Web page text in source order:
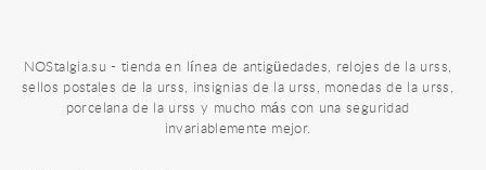
NOStalgia.su - tienda en línea de antigüedades, relojes de la urss,
sellos postales de la urss, insignias de la urss, monedas de la urss,
porcelana de la urss y mucho más con una seguridad
invariablemente mejor.